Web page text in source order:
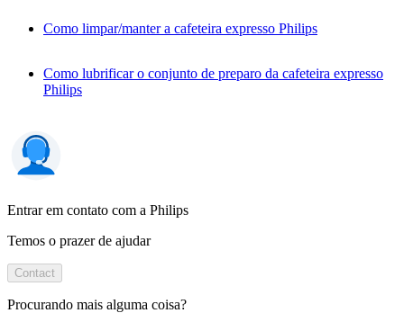
Como limpar/manter a cafeteira expresso Philips
Como lubrificar o conjunto de preparo da cafeteira expresso
Philips
Entrar em contato com a Philips
Temos o prazer de ajudar
Contact
Procurando mais alguma coisa?